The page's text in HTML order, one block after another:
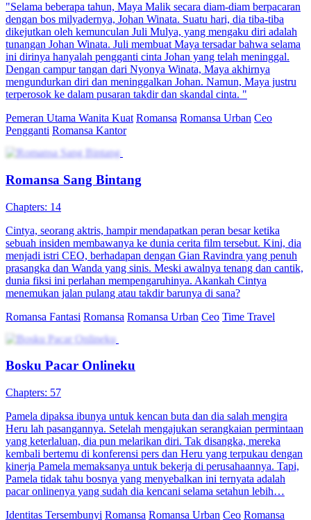
"Selama beberapa tahun, Maya Malik secara diam-diam berpacaran
dengan bos milyadernya, Johan Winata. Suatu hari, dia tiba-tiba
dikejutkan oleh kemunculan Juli Mulya, yang mengaku diri adalah
tunangan Johan Winata. Juli membuat Maya tersadar bahwa selama
ini dirinya hanyalah pengganti cinta Johan yang telah meninggal.
Dengan campur tangan dari Nyonya Winata, Maya akhirnya
mengundurkan diri dan meninggalkan Johan. Namun, Maya justru
terperosok ke dalam pusaran takdir dan skandal cinta. "
Pemeran Utama Wanita Kuat Romansa Romansa Urban Ceo
Pengganti Romansa Kantor
Romansa Sang Bintang
Chapters: 14
Cintya, seorang aktris, hampir mendapatkan peran besar ketika
sebuah insiden membawanya ke dunia cerita film tersebut. Kini, dia
menjadi istri CEO, berhadapan dengan Gian Ravindra yang penuh
prasangka dan Wanda yang sinis. Meski awalnya tenang dan cantik,
dunia fiksi ini perlahan mempengaruhinya. Akankah Cintya
menemukan jalan pulang atau takdir barunya di sana?
Romansa Fantasi Romansa Romansa Urban Ceo Time Travel
Bosku Pacar Onlineku
Chapters: 57
Pamela dipaksa ibunya untuk kencan buta dan dia salah mengira
Heru lah pasangannya. Setelah mengajukan serangkaian permintaan
yang keterlaluan, dia pun melarikan diri. Tak disangka, mereka
kembali bertemu di konferensi pers dan Heru yang terpukau dengan
kinerja Pamela memaksanya untuk bekerja di perusahaannya. Tapi,
Pamela tidak tahu bosnya yang menyebalkan ini ternyata adalah
pacar onlinenya yang sudah dia kencani selama setahun lebih…
Identitas Tersembunyi Romansa Romansa Urban Ceo Romansa